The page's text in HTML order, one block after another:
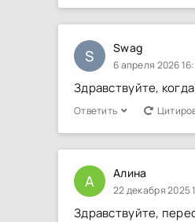
S Swag
6 апреля 2026
Здравствуйте,
Ответить
А Алина
22 декабря 2025
Здравствуйте,